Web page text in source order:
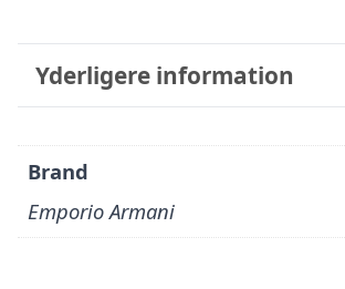
Yderligere information
Brand
Emporio Armani